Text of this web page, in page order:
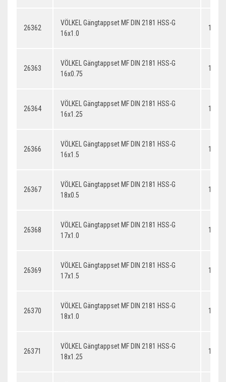
26362
VÖLKEL Gängtappset MF DIN 2181 HSS-G
16x1.0
26363
VÖLKEL Gängtappset MF DIN 2181 HSS-G
16x0.75
26364
VÖLKEL Gängtappset MF DIN 2181 HSS-G
16x1.25
26366
VÖLKEL Gängtappset MF DIN 2181 HSS-G
16x1.5
26367
VÖLKEL Gängtappset MF DIN 2181 HSS-G
18x0.5
26368
VÖLKEL Gängtappset MF DIN 2181 HSS-G
17x1.0
26369
VÖLKEL Gängtappset MF DIN 2181 HSS-G
17x1.5
26370
VÖLKEL Gängtappset MF DIN 2181 HSS-G
18x1.0
26371
VÖLKEL Gängtappset MF DIN 2181 HSS-G
18x1.25